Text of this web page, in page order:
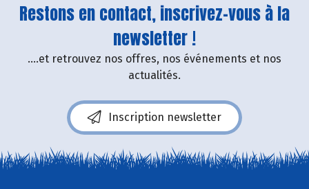
Restons en contact, inscrivez-vous à la
newsletter !
....et retrouvez nos offres, nos événements et nos
actualités.
Inscription newsletter